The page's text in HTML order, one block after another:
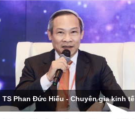
TS Phan Đức Hiếu - Chuyên gia kinh tế